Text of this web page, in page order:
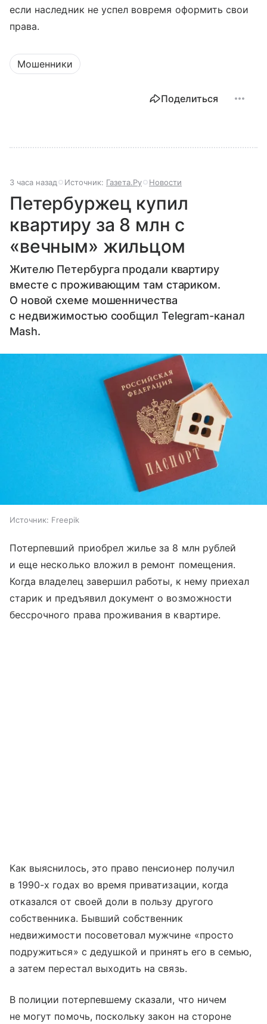
если наследник не успел вовремя оформить свои
права.
Мошенники
Поделиться
3 часа назад Источник: Газета.Ру Новости
Петербуржец купил
квартиру за 8 млн с
«вечным» жильцом
Жителю Петербурга продали квартиру
вместе с проживающим там стариком.
О новой схеме мошенничества
с недвижимостью сообщил Telegram-канал
Mash.
Источник: Freepik
Потерпевший приобрел жилье за 8 млн рублей
и еще несколько вложил в ремонт помещения.
Когда владелец завершил работы, к нему приехал
старик и предъявил документ о возможности
бессрочного права проживания в квартире.
Как выяснилось, это право пенсионер получил
в 1990-х годах во время приватизации, когда
отказался от своей доли в пользу другого
собственника. Бывший собственник
недвижимости посоветовал мужчине «просто
подружиться» с дедушкой и принять его в семью,
а затем перестал выходить на связь.
В полиции потерпевшему сказали, что ничем
не могут помочь, поскольку закон на стороне